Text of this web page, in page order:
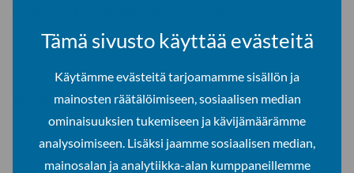
Tämä sivusto käyttää evästeitä
Käytämme evästeitä tarjoamamme sisällön ja
mainosten räätälöimiseen, sosiaalisen median
ominaisuuksien tukemiseen ja kävijämäärämme
analysoimiseen. Lisäksi jaamme sosiaalisen median,
mainosalan ja analytiikka-alan kumppaneillemme
Jaa somessa
Jaa Facebookissa
Jaa LinkedInissä